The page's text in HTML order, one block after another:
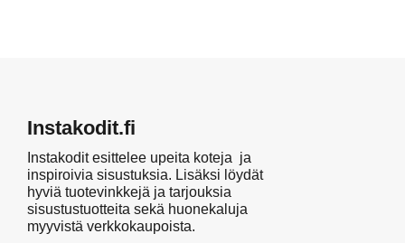
Instakodit.fi
Instakodit esittelee upeita koteja ja
inspiroivia sisustuksia. Lisäksi löydät
hyviä tuotevinkkejä ja tarjouksia
sisustustuotteita sekä huonekaluja
myyvistä verkkokaupoista.